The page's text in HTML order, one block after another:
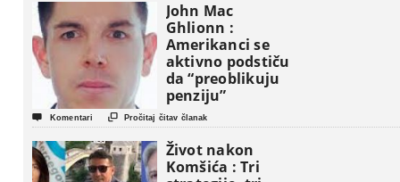
John Mac
Ghlionn :
Amerikanci se
aktivno podstiču
da “preoblikuju
penziju”
 Komentari  Pročitaj čitav članak
Život nakon
Komšića : Tri